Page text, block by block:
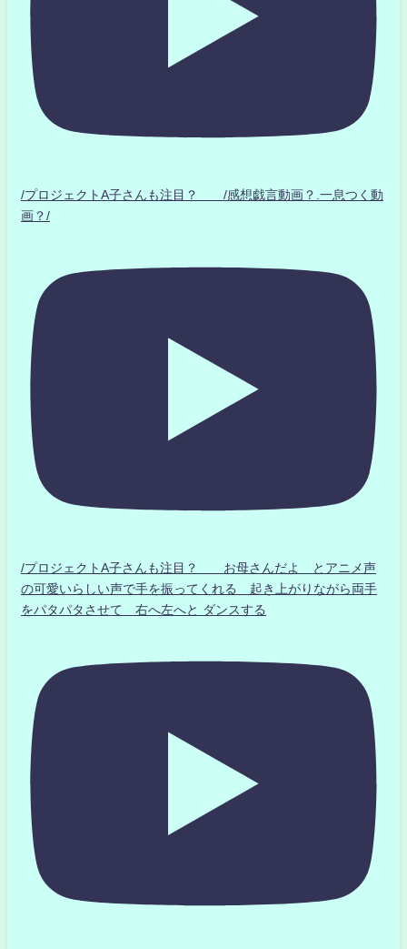
/プロジェクトA子さんも注目？ /感想戯言動画？.一息つく動
画？/
/プロジェクトA子さんも注目？ お母さんだよ とアニメ声
の可愛いらしい声で手を振ってくれる 起き上がりながら両手
をパタパタさせて 右へ左へと ダンスする